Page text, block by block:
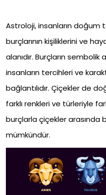
Astroloji, insanların
burçlarının kişiliklerini ve
alanıdır. Burçların
insanların tercihleri ve
bağlantılıdır. Çiçekler de
farklı renkleri ve türleriyle
burçlarla çiçekler arasında
mümkündür.